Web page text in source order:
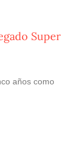
Super
años como